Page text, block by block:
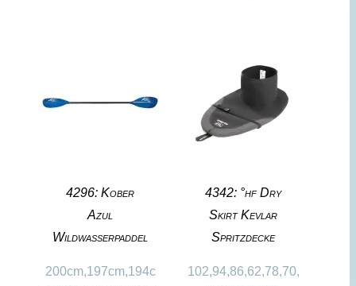
4296: Kober
Azul
Wildwasserpaddel
200cm,197cm,194c
4342: °hf Dry
Skirt Kevlar
Spritzdecke
102,94,86,62,78,70,